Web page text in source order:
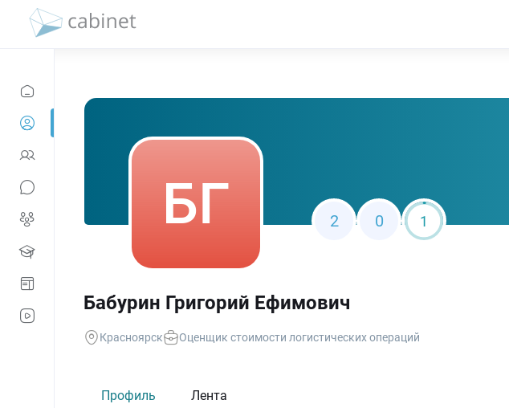
2 0 1
Бабурин Григорий Ефимович
Красноярск Оценщик стоимости логистических операций
Профиль Лента